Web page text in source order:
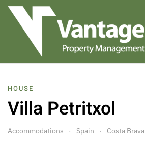
Skip to main content
HOUSE
Villa Petritxol
Accommodations Spain Costa Brava